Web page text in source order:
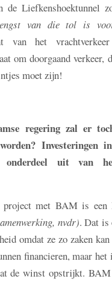
de Liefkenshoektunnel
van die tol is
van het
om doorgaand verkeer,
moet zijn!
regering zal er
Investeringen
onderdeel uit van
met BAM is een
nvdr). Dat is
omdat ze zo zaken
financieren, maar
de winst opstrijkt.